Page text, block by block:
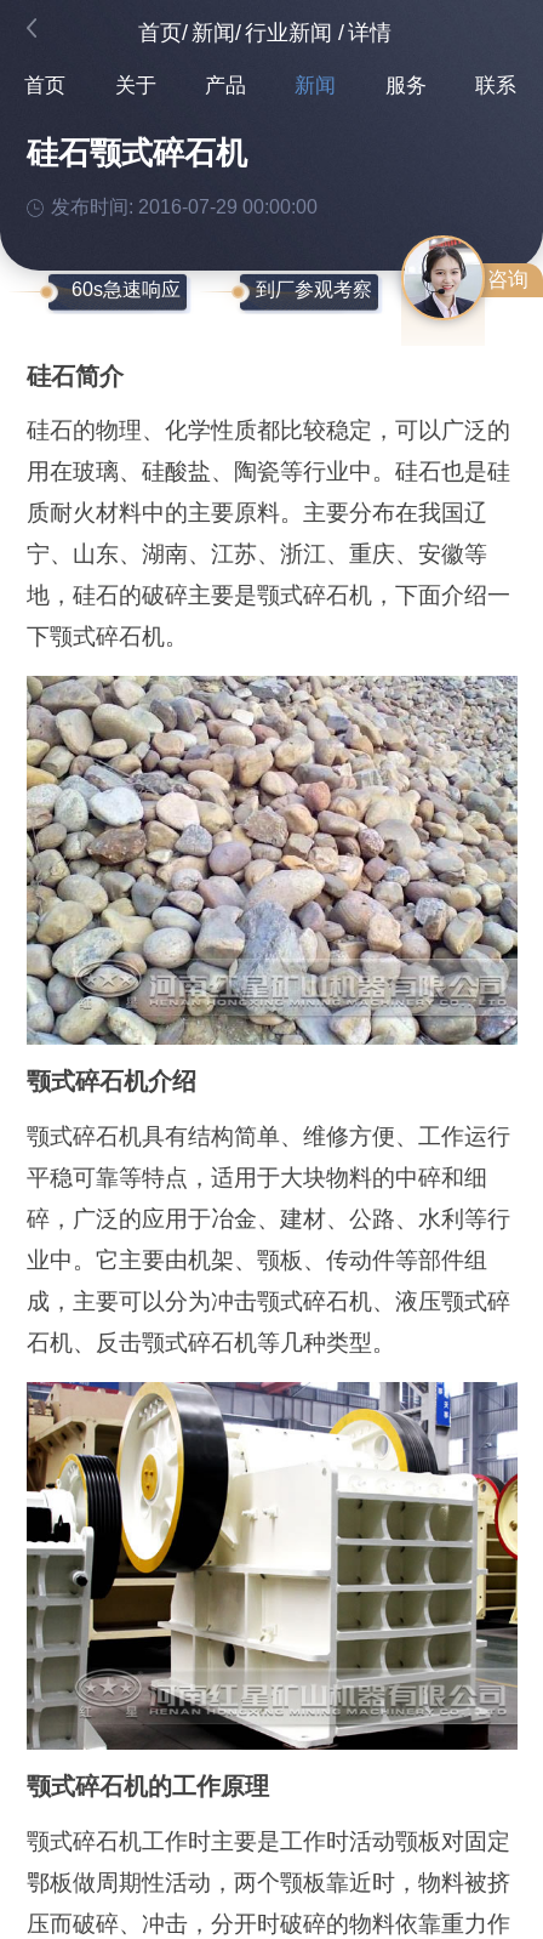
首页/ 新闻/行业新闻 /详情
首页 关于 产品 新闻 服务 联系
硅石颚式碎石机
发布时间: 2016-07-29 00:00:00
咨询
60s急速响应 到厂参观考察
硅石简介
硅石的物理、化学性质都比较稳定，可以广泛的
用在玻璃、硅酸盐、陶瓷等行业中。硅石也是硅
质耐火材料中的主要原料。主要分布在我国辽
宁、山东、湖南、江苏、浙江、重庆、安徽等
地，硅石的破碎主要是颚式碎石机，下面介绍一
下颚式碎石机。
颚式碎石机介绍
颚式碎石机具有结构简单、维修方便、工作运行
平稳可靠等特点，适用于大块物料的中碎和细
碎，广泛的应用于冶金、建材、公路、水利等行
业中。它主要由机架、颚板、传动件等部件组
成，主要可以分为冲击颚式碎石机、液压颚式碎
石机、反击颚式碎石机等几种类型。
颚式碎石机的工作原理
颚式碎石机工作时主要是工作时活动颚板对固定
鄂板做周期性活动，两个颚板靠近时，物料被挤
压而破碎、冲击，分开时破碎的物料依靠重力作